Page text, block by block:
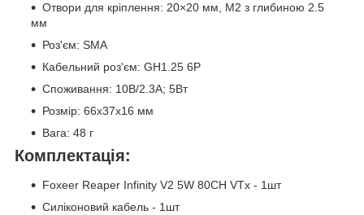
Отвори для кріплення: 20×20 мм, M2 з глибиною 2.5
мм
Роз'єм: SMA
Кабельний роз'єм: GH1.25 6P
Споживання: 10В/2.3А; 5Вт
Розмір: 66x37x16 мм
Вага: 48 г
Комплектація:
Foxeer Reaper Infinity V2 5W 80CH VTx - 1шт
Силіконовий кабель - 1шт